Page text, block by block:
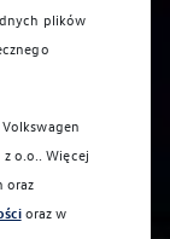
plików
o.o.
. Więcej
oraz
oraz w